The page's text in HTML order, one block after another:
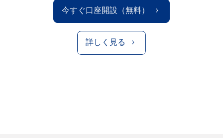
今すぐ口座開設（無料）
詳しく見る